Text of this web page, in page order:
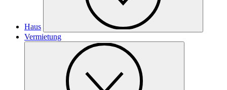
Haus
Vermietung